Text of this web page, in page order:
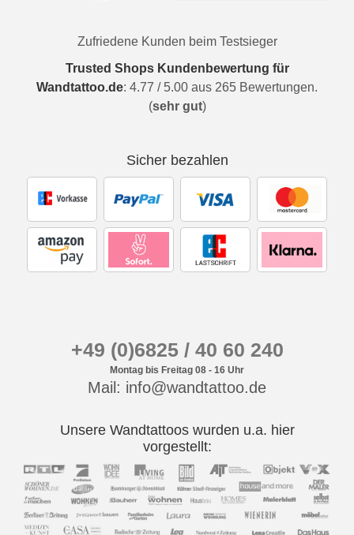
Zufriedene Kunden beim Testsieger
Trusted Shops Kundenbewertung für
Wandtattoo.de: 4.77 / 5.00 aus 265 Bewertungen.
(sehr gut)
Sicher bezahlen
+49 (0)6825 / 40 60 240
Montag bis Freitag 08 - 16 Uhr
Mail: info@wandtattoo.de
Unsere Wandtattoos wurden u.a. hier
vorgestellt: